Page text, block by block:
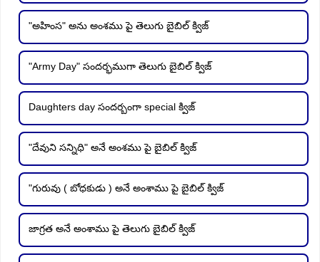
"అహింస" అను అంశము పై తెలుగు బైబిల్ క్విజ్
"Army Day" సందర్భముగా తెలుగు బైబిల్ క్విజ్
Daughters day సందర్బంగా special క్విజ్
"దేవుని సన్నిధి" అనే అంశము పై బైబిల్ క్విజ్
"గురువు ( బోధకుడు ) అనే అంశాము పై బైబిల్ క్విజ్
జాగ్రత అనే అంశాము పై తెలుగు బైబిల్ క్విజ్